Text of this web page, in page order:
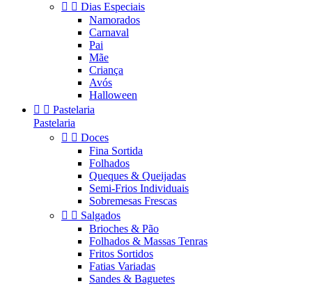
  Dias Especiais
Namorados
Carnaval
Pai
Mãe
Criança
Avós
Halloween
  Pastelaria
Pastelaria
  Doces
Fina Sortida
Folhados
Queques & Queijadas
Semi-Frios Individuais
Sobremesas Frescas
  Salgados
Brioches & Pão
Folhados & Massas Tenras
Fritos Sortidos
Fatias Variadas
Sandes & Baguetes